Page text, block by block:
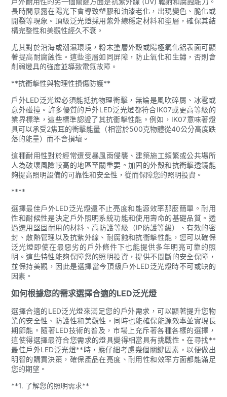
長時間暴露在陽光下會導致塑膠和油漆老化，出現變色、脆化或
開裂等現象。頂級泛光燈採用紫外線穩定材料和塗層，確保其結
構完整性和美觀性經久不衰。
尤其對於沿海或潮濕環境，粉末塗層外殼或陽極氧化鋁表面可顯
著提高耐腐蝕性。這些塗層如同屏障，防止氧化和生鏽，否則會
削弱燈具的強度並導致電氣故障。
**抗衝擊性與物理性損傷防護**
戶外LED泛光燈必須能抵抗物理衝擊，無論是風吹碎屑、冰雹或
意外碰撞。許多優質的戶外LED泛光燈都符合IK07或更高等級的
業界標準，這些標準認證了其抗衝擊性能。例如，IK07意味著燈
具可以承受2焦耳的衝擊能量（相當於500克物體從40公分高度跌
落的能量）而不會損壞。
這種耐用性對於經常遭受暴風雨侵襲、建築施工頻繁或公共場所
人為破壞風險較高的地區至關重要。加固的外殼和抗衝擊透鏡能
夠提高照明設備的可靠性和安全性，從而保障您的照明投資。
****
選擇最佳戶外LED泛光燈遠不止亮度和能源效率那麼簡單。耐用
性和耐候性是決定戶外照明系統功能和使用壽命的基礎品質。透
過選用堅固耐用的材料、高防護等級（IP防護等級）、有效的密
封、散熱管理以及抗紫外線、耐腐蝕和抗衝擊性能，您可以確保
泛光燈即使在最惡劣的戶外條件下也能提供多年明亮可靠的照
明。這些特性能夠保障您的照明投資，提供不間斷的安全保障，
並保持美觀，因此是選擇當今頂級戶外LED泛光燈時不可或缺的
因素。
如何根據您的需求選擇合適的LED泛光燈
選擇合適的LED泛光燈來滿足您的戶外需求，可以顯著提升您物
業的安全性、防護性和美觀性，同時也能確保能源效率並實現長
期節能。隨著LED技術的普及，市場上充斥著各種各樣的選擇，
這使得選擇最符合您需求的燈具變得相當具有挑戰性。在尋找**
最佳戶外LED泛光燈**時，應仔細考慮幾個關鍵因素，以便做出
明智的購買決策，確保產品在亮度、耐用性和效率方面都能滿足
您的期望。
**1. 了解您的照明需求**